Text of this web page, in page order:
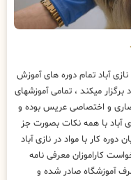
نازی آباد تمام دوره های آموزش
برگزار میکند ، تمامی آموزشهای
و اختصاصی عریس بوده و
آباد با همه نکات بصورت جز
کار با مواد در نازی آباد
کاراموزان معرفی نامه
آموزشگاه صادر شده و